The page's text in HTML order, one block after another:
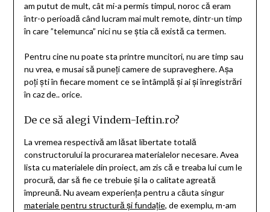
am putut de mult, cât mi-a permis timpul, noroc că eram
într-o perioadă când lucram mai mult remote, dintr-un timp
în care ”telemunca” nici nu se știa că există ca termen.
Pentru cine nu poate sta printre muncitori, nu are timp sau
nu vrea, e musai să puneți camere de supraveghere. Așa
poți ști în fiecare moment ce se întâmplă și ai și înregistrări
în caz de.. orice.
De ce să alegi Vindem-Ieftin.ro?
La vremea respectivă am lăsat libertate totală
constructorului la procurarea materialelor necesare. Avea
lista cu materialele din proiect, am zis că e treaba lui cum le
procură, dar să fie ce trebuie și la o calitate agreată
împreună. Nu aveam experiența pentru a căuta singur
materiale pentru structură și fundație, de exemplu, m-am